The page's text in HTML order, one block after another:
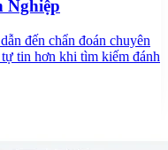
Nghiệp
đến chẩn đoán chuyên
tin hơn khi tìm kiếm đánh